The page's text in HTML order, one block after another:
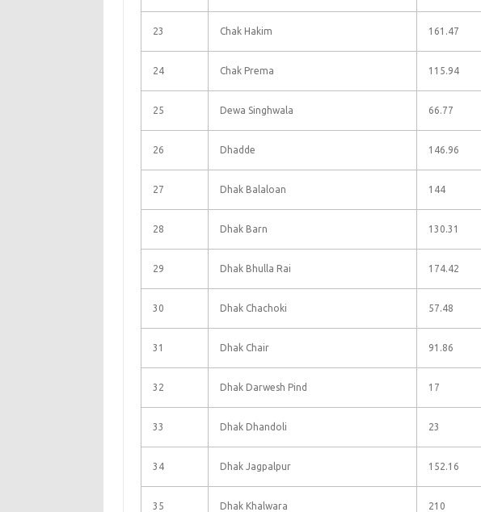
23 Chak Hakim 161.47
24 Chak Prema 115.94
25 Dewa Singhwala 66.77
26 Dhadde 146.96
27 Dhak Balaloan 144
28 Dhak Barn 130.31
29 Dhak Bhulla Rai 174.42
30 Dhak Chachoki 57.48
31 Dhak Chair 91.86
32 Dhak Darwesh Pind 17
33 Dhak Dhandoli 23
34 Dhak Jagpalpur 152.16
35 Dhak Khalwara 210